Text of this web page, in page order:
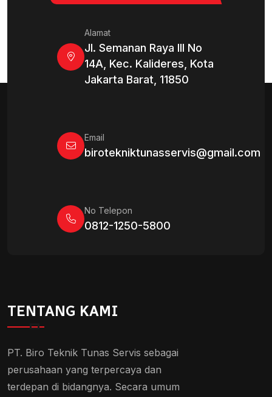
Alamat
Jl. Semanan Raya III No
14A, Kec. Kalideres, Kota
Jakarta Barat, 11850
Email
birotekniktunasservis@gmail.com
No Telepon
0812-1250-5800
TENTANG KAMI
PT. Biro Teknik Tunas Servis sebagai
perusahaan yang terpercaya dan
terdepan di bidangnya. Secara umum